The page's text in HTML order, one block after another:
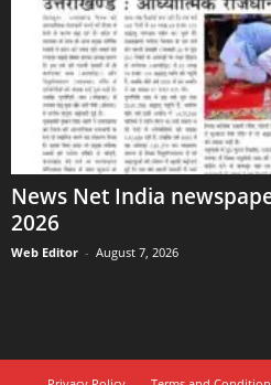
News Net India
2026
Web Editor - August 7, 2026